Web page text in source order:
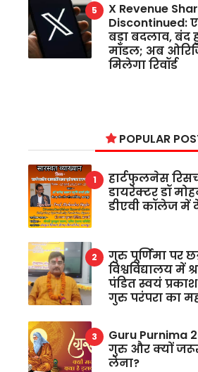
X Revenue
Discontinued:
बड़ा बदलाव, बंद
मॉडल; अब
मिलेगा रिवॉर्ड
POPULAR
हार्टफुलनेस
डायरेक्टर डॉ
डीएवी कॉलेज में
गुरु पूर्णिमा पर
विश्वविद्यालय में
पंडित स्वयं
गुरु परंपरा का
Guru Purnima
गुरु और क्यों
लेना?